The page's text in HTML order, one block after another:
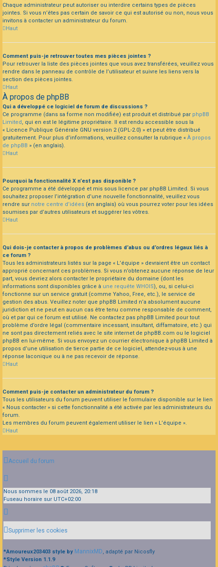
Chaque administrateur peut autoriser ou interdire certains types de pièces
jointes. Si vous n’êtes pas certain de savoir ce qui est autorisé ou non, nous vous
invitons à contacter un administrateur du forum.
Haut
Comment puis-je retrouver toutes mes pièces jointes ?
Pour retrouver la liste des pièces jointes que vous avez transférées, veuillez vous
rendre dans le panneau de contrôle de l’utilisateur et suivre les liens vers la
section des pièces jointes.
Haut
À propos de phpBB
Qui a développé ce logiciel de forum de discussions ?
Ce programme (dans sa forme non modifiée) est produit et distribué par phpBB
Limited, qui en est le légitime propriétaire. Il est rendu accessible sous la
« Licence Publique Générale GNU version 2 (GPL-2.0) » et peut être distribué
gratuitement. Pour plus d’informations, veuillez consulter la rubrique « À propos
de phpBB » (en anglais).
Haut
Pourquoi la fonctionnalité X n’est pas disponible ?
Ce programme a été développé et mis sous licence par phpBB Limited. Si vous
souhaitez proposer l’intégration d’une nouvelle fonctionnalité, veuillez vous
rendre sur notre centre d’idées (en anglais) où vous pourrez voter pour les idées
soumises par d’autres utilisateurs et suggérer les vôtres.
Haut
Qui dois-je contacter à propos de problèmes d’abus ou d’ordres légaux liés à
ce forum ?
Tous les administrateurs listés sur la page « L’équipe » devraient être un contact
approprié concernant ces problèmes. Si vous n’obtenez aucune réponse de leur
part, vous devriez alors contacter le propriétaire du domaine (dont les
informations sont disponibles grâce à une requête WHOIS), ou, si celui-ci
fonctionne sur un service gratuit (comme Yahoo, Free, etc.), le service de
gestion des abus. Veuillez noter que phpBB Limited n’a absolument aucune
juridiction et ne peut en aucun cas être tenu comme responsable de comment,
où et par qui ce forum est utilisé. Ne contactez pas phpBB Limited pour tout
problème d’ordre légal (commentaire incessant, insultant, diffamatoire, etc.) qui
ne sont pas directement reliés avec le site internet de phpBB.com ou le logiciel
phpBB en lui-même. Si vous envoyez un courrier électronique à phpBB Limited à
propos d’une utilisation de tierce partie de ce logiciel, attendez-vous à une
réponse laconique ou à ne pas recevoir de réponse.
Haut
Comment puis-je contacter un administrateur du forum ?
Tous les utilisateurs du forum peuvent utiliser le formulaire disponible sur le lien
« Nous contacter » si cette fonctionnalité a été activée par les administrateurs du
forum.
Les membres du forum peuvent également utiliser le lien « L’équipe ».
Haut
Accueil du forum
Nous sommes le 08 août 2026, 20:18
Fuseau horaire sur UTC+02:00
Supprimer les cookies
*Amoureux203403 style by MannixMD, adapté par Nicosfly
*Style Version 1.1.9